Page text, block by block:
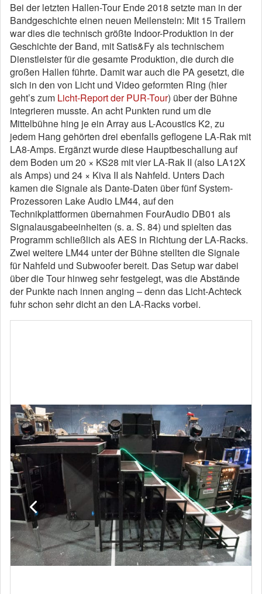
Bei der letzten Hallen-Tour Ende 2018 setzte man in der
Bandgeschichte einen neuen Meilenstein: Mit 15 Trailern
war dies die technisch größte Indoor-Produktion in der
Geschichte der Band, mit Satis&Fy als technischem
Dienstleister für die gesamte Produktion, die durch die
großen Hallen führte. Damit war auch die PA gesetzt, die
sich in den von Licht und Video geformten Ring (hier
geht’s zum Licht-Report der PUR-Tour) über der Bühne
integrieren musste. An acht Punkten rund um die
Mittelbühne hing je ein Array aus L-Acoustics K2, zu
jedem Hang gehörten drei ebenfalls geflogene LA-Rak mit
LA8-Amps. Ergänzt wurde diese Hauptbeschallung auf
dem Boden um 20 × KS28 mit vier LA-Rak II (also LA12X
als Amps) und 24 × Kiva II als Nahfeld. Unters Dach
kamen die Signale als Dante-Daten über fünf System-
Prozessoren Lake Audio LM44, auf den
Technikplattformen übernahmen FourAudio DB01 als
Signalausgabeeinheiten (s. a. S. 84) und spielten das
Programm schließlich als AES in Richtung der LA-Racks.
Zwei weitere LM44 unter der Bühne stellten die Signale
für Nahfeld und Subwoofer bereit. Das Setup war dabei
über die Tour hinweg sehr festgelegt, was die Abstände
der Punkte nach innen anging – denn das Licht-Achteck
fuhr schon sehr dicht an den LA-Racks vorbei.